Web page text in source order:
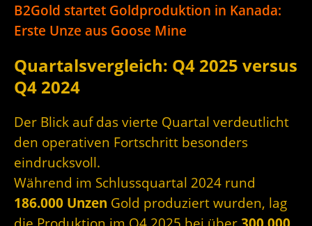
B2Gold startet Goldproduktion in Kanada:
Erste Unze aus Goose Mine
Quartalsvergleich: Q4 2025 versus
Q4 2024
Der Blick auf das vierte Quartal verdeutlicht
den operativen Fortschritt besonders
eindrucksvoll.
Während im Schlussquartal 2024 rund
186.000 Unzen Gold produziert wurden, lag